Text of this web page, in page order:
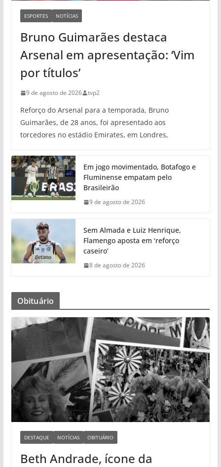
ESPORTES NOTÍCIAS
Bruno Guimarães destaca
Arsenal em apresentação: ‘Vim
por títulos’
9 de agosto de 2026 tvp2
Reforço do Arsenal para a temporada, Bruno
Guimarães, de 28 anos, foi apresentado aos
torcedores no estádio Emirates, em Londres,
Em jogo movimentado, Botafogo e
Fluminense empatam pelo
Brasileirão
9 de agosto de 2026
Sem Almada e Luiz Henrique,
Flamengo aposta em ‘reforço
caseiro’
8 de agosto de 2026
Obituário
DESTAQUE NOTÍCIAS OBITUÁRIO
Beth Andrade, ícone da